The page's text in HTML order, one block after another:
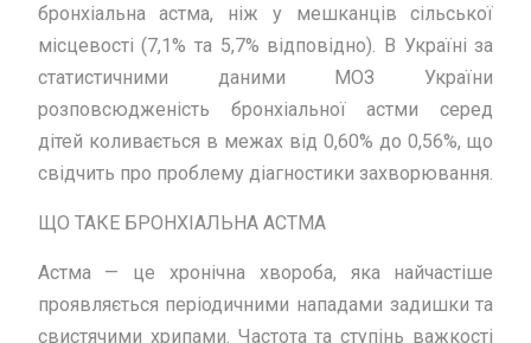
бронхіальна астма, ніж у мешканців сільської
місцевості (7,1% та 5,7% відповідно). В Україні за
статистичними даними МОЗ України
розповсюдженість бронхіальної астми серед
дітей коливається в межах від 0,60% до 0,56%, що
свідчить про проблему діагностики захворювання.
ЩО ТАКЕ БРОНХІАЛЬНА АСТМА
Астма — це хронічна хвороба, яка найчастіше
проявляється періодичними нападами задишки та
свистячими хрипами. Частота та ступінь важкості